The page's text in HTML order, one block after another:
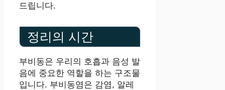
드립니다.
정리의 시간
부비동은 우리의 호흡과 음성 발
음에 중요한 역할을 하는 구조물
입니다. 부비동염은 감염, 알레